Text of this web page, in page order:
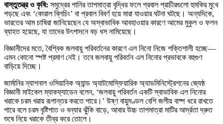
বাস্তুতন্ত্র ও কৃষি: সমুদ্রের পানির তাপমাত্রা বৃদ্ধির ফলে প্রবাল প্রাচীরগুলো হুমকির মুখে
পড়ছে এবং ‘কোরাল ব্লিচিং’ বা প্রবাল বিবর্ণ হয়ে মারা যাওয়ার ঘটনা ঘটছে। অন্যদিকে,
ভারতের আম চাষিরা জানিয়েছেন যে অস্বাভাবিক আবহাওয়ার কারণে আমের মুকুল ও ফলন
ব্যাহত হয়েছে, যা তাদের উৎপাদনে বড় ধস নামিয়েছে।
বিজ্ঞানীদের মতে, বৈশ্বিক জলবায়ু পরিবর্তনের কারণে এল নিনো নিজে শক্তিশালী হচ্ছে—
এমন কোনো স্পষ্ট প্রমাণ নেই। তবে জলবায়ু পরিবর্তন এল নিনোর প্রভাবকে বহুগুণ
বাড়িয়ে দিচ্ছে।
জার্মানির ন্যাশনাল ওসিয়ানিক অ্যান্ড অ্যাটমোস্ফিয়ারিক অ্যাডমিনিস্ট্রেশনের জ্যেষ্ঠ
বিজ্ঞানী মাইকেল ম্যাকফ্যাডেন বলেন, ‘জলবায়ু পরিবর্তন একটি স্বাভাবিক এল নিনোর
খরাকে চরম খরায় রূপান্তর করতে পারে।’ উষ্ণ বায়ুমণ্ডল বেশি জলীয় বাষ্প ধরে রাখতে
পারে বলে চরম বৃষ্টিপাত ও বন্যার ঝুঁকি বাড়ে, আবার উচ্চ তাপমাত্রা মাটির আর্দ্রতা দ্রুত
শুষে নিয়ে খরাকে তীব্র করে তোলে।